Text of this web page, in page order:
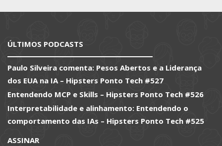
ÚLTIMOS PODCASTS
Paulo Silveira comenta: Pesos Abertos e a Liderança
dos EUA na IA – Hipsters Ponto Tech #527
Entendendo MCP e Skills – Hipsters Ponto Tech #526
Interpretabilidade e alinhamento: Entendendo o
comportamento das IAs – Hipsters Ponto Tech #525
ASSINAR